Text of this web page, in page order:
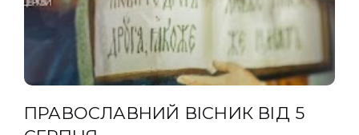
ПРАВОСЛАВНИЙ ВІСНИК ВІД 5